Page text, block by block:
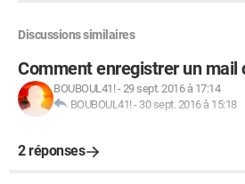
Discussions similaires
Comment enregistrer un mail
BOUBOUL41!-29 sept. 2016 à 17:14
BOUBOUL41!- 30 sept. 2016 à 15:18
2 réponses